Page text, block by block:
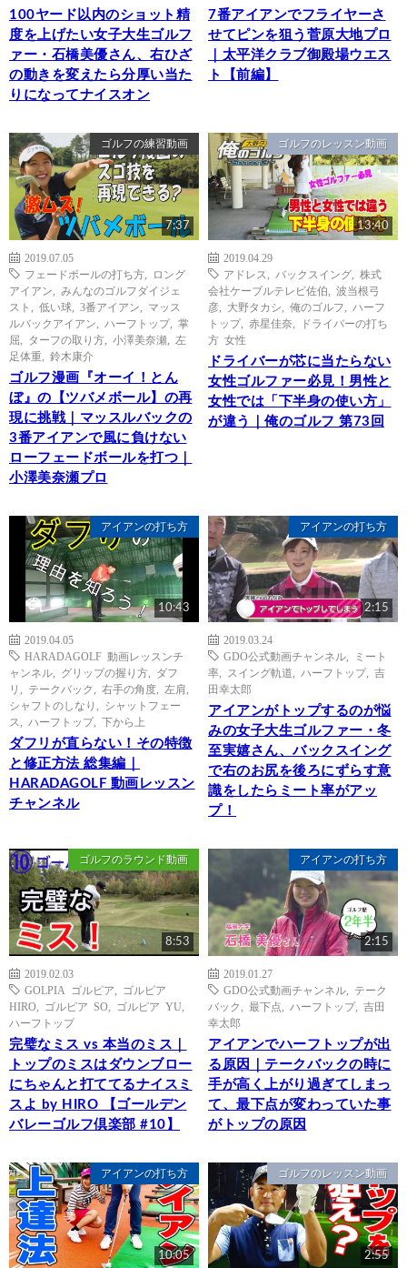
100ヤード以内のショット精
度を上げたい女子大生ゴルフ
ァー・石橋美優さん、右ひざ
の動きを変えたら分厚い当た
りになってナイスオン
7番アイアンでフライヤーさ
せてピンを狙う菅原大地プロ
｜太平洋クラブ御殿場ウエス
ト【前編】
ゴルフの練習動画
7:37
2019.07.05
フェードボールの打ち方
ロング
アイアン
みんなのゴルフダイジェ
スト
低い球 3番アイアン
マッス
ルバックアイアン
ハーフトップ, 掌
屈
ターフの取り方 小澤美奈瀬
左
足体重
鈴木康介
ゴルフ漫画『オーイ！とん
ぼ』の【ツバメボール】の再
現に挑戦｜マッスルバックの
3番アイアンで風に負けない
ローフェードボールを打つ｜
小澤美奈瀬プロ
ゴルフのレッスン動画
13:40
2019.04.29
アドレス
バックスイング
株式
会社ケーブルテレビ佐伯
波当根弓
彦
大野タカシ 俺のゴルフ
ハーフ
トップ, 赤星佳奈
ドライバーの打ち
方 女性
ドライバーが芯に当たらない
女性ゴルファー必見！男性と
女性では「下半身の使い方」
が違う｜俺のゴルフ 第73回
アイアンの打ち方
10:43
2019.04.05
HARADAGOLF 動画レッスンチ
ャンネル
グリップの握り方
ダフ
リ
テークバック 右手の角度 左肩
シャフトのしなり
シャットフェー
ス
ハーフトップ, 下から上
ダフリが直らない！その特徴
と修正方法 総集編｜
HARADAGOLF 動画レッスン
チャンネル
アイアンの打ち方
2:15
2019.03.24
GDO公式動画チャンネル
ミート
率
スイング軌道 ハーフトップ, 吉
田幸太郎
アイアンがトップするのが悩
みの女子大生ゴルファー・冬
至実嬉さん、バックスイング
で右のお尻を後ろにずらす意
識をしたらミート率がアッ
プ！
ゴルフのラウンド動画
8:53
2019.02.03
GOLPIA ゴルピア
ゴルピア
HIRO
ゴルピア SO ゴルピア YU
ハーフトップ
完璧なミス vs 本当のミス｜
トップのミスはダウンブロー
にちゃんと打ててるナイスミ
スよ by HIRO 【ゴールデン
バレーゴルフ倶楽部 #10】
アイアンの打ち方
2:15
2019.01.27
GDO公式動画チャンネル
テーク
バック
最下点 ハーフトップ, 吉田
幸太郎
アイアンでハーフトップが出
る原因｜テークバックの時に
手が高く上がり過ぎてしまっ
て、最下点が変わっていた事
がトップの原因
アイアンの打ち方
10:05
ゴルフのレッスン動画
2:55